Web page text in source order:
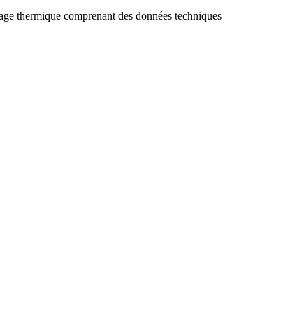
thermique comprenant des données techniques